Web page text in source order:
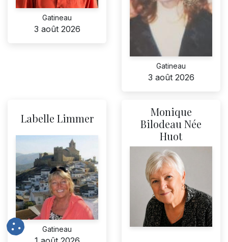
Gatineau
3 août 2026
Gatineau
3 août 2026
Labelle Limmer
Gatineau
Monique
Bilodeau Née
Huot